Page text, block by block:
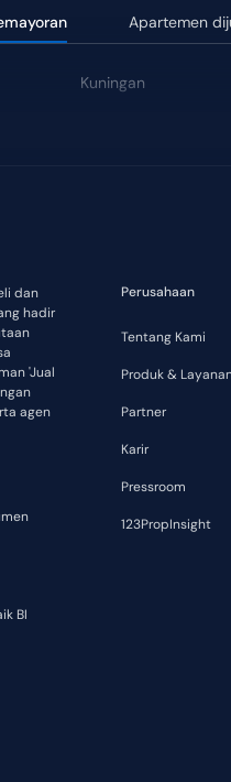
Apartemen
Kuningan
dan
hadir
'Jual
agen
BI
Perusahaan
Tentang Kami
Produk &
Partner
Karir
Pressroom
123PropInsight